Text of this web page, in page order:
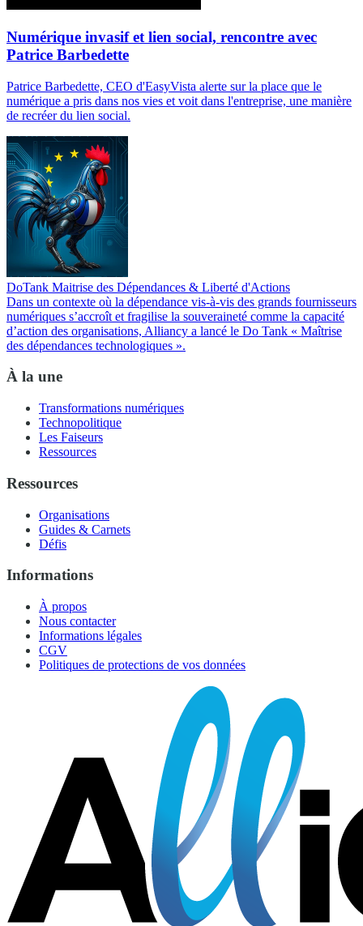
Numérique invasif et lien social, rencontre avec
Patrice Barbedette
Patrice Barbedette, CEO d'EasyVista alerte sur la place que le
numérique a pris dans nos vies et voit dans l'entreprise, une manière
de recréer du lien social.
DoTank Maitrise des Dépendances & Liberté d'Actions
Dans un contexte où la dépendance vis-à-vis des grands fournisseurs
numériques s’accroît et fragilise la souveraineté comme la capacité
d’action des organisations, Alliancy a lancé le Do Tank « Maîtrise
des dépendances technologiques ».
À la une
Transformations numériques
Technopolitique
Les Faiseurs
Ressources
Ressources
Organisations
Guides & Carnets
Défis
Informations
À propos
Nous contacter
Informations légales
CGV
Politiques de protections de vos données